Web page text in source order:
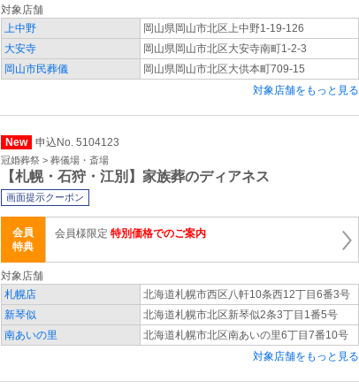
対象店舗
上中野
岡山県岡山市北区上中野1-19-126
大安寺
岡山県岡山市北区大安寺南町1-2-3
岡山市民葬儀
岡山県岡山市北区大供本町709-15
対象店舗をもっと見る
New 申込No. 5104123
冠婚葬祭 > 葬儀場・斎場
【札幌・石狩・江別】家族葬のディアネス
画面提示クーポン
会員
特典
会員様限定 特別価格でのご案内
対象店舗
札幌店
北海道札幌市西区八軒10条西12丁目6番3号
新琴似
北海道札幌市北区新琴似2条3丁目1番5号
南あいの里
北海道札幌市北区南あいの里6丁目7番10号
対象店舗をもっと見る